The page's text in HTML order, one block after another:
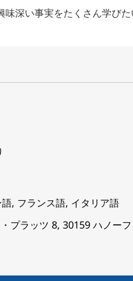
深い事実をたくさん学びた
, フランス語, イタリア語
プラッツ 8, 30159 ハノー